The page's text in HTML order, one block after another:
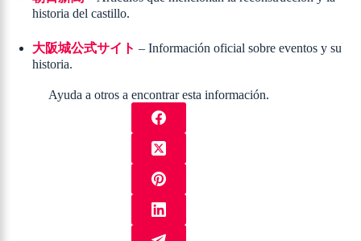
historia del castillo.
大阪城公式サイト – Información oficial sobre eventos y su
historia.
Ayuda a otros a encontrar esta información.